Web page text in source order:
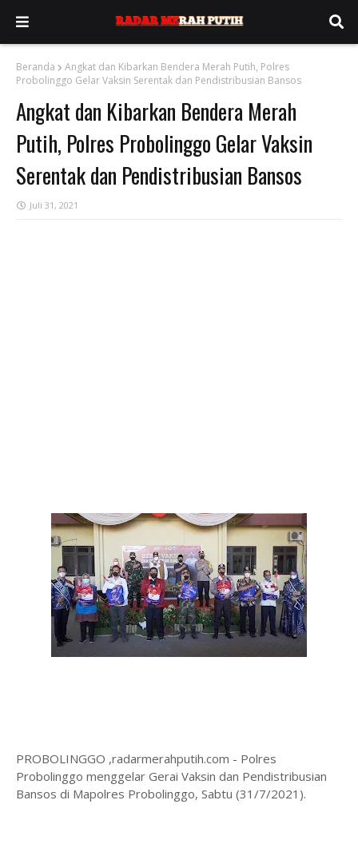
Beranda
Angkat dan Kibarkan Bendera Merah Putih, Polres
Probolinggo Gelar Vaksin Serentak dan Pendistribusian Bansos
Angkat dan Kibarkan Bendera Merah
Putih, Polres Probolinggo Gelar Vaksin
Serentak dan Pendistribusian Bansos
Juli 31, 2021
PROBOLINGGO ,radarmerahputih.com - Polres
Probolinggo menggelar Gerai Vaksin dan Pendistribusian
Bansos di Mapolres Probolinggo, Sabtu (31/7/2021).